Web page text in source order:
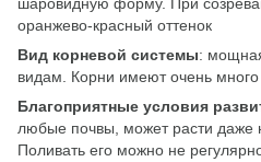
оранжево-красный оттенок
Вид корневой системы:
видам. Корни имеют очень много
Благоприятные условия
любые почвы, может расти даже
Поливать его можно не